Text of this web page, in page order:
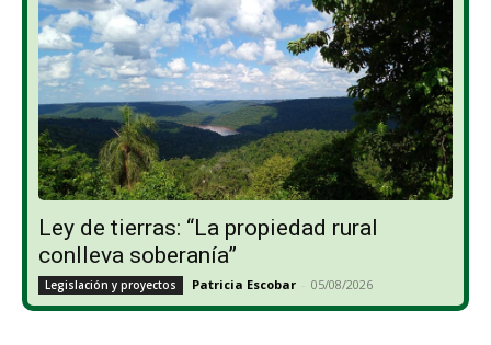
Ley de tierras: “La propiedad rural
conlleva soberanía”
Legislación y proyectos Patricia Escobar - 05/08/2026